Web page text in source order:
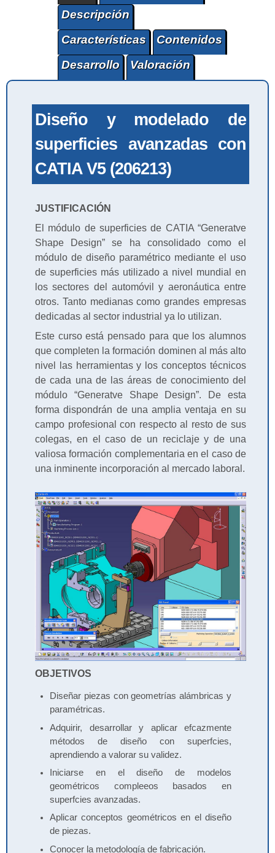
Descripción
Características
Contenidos
Desarrollo
Valoración
Diseño y modelado de
superficies avanzadas con
CATIA V5 (206213)
JUSTIFICACIÓN
El módulo de superficies de CATIA “Generatve
Shape Design” se ha consolidado como el
módulo de diseño paramétrico mediante el uso
de superficies más utilizado a nivel mundial en
los sectores del automóvil y aeronáutica entre
otros. Tanto medianas como grandes empresas
dedicadas al sector industrial ya lo utilizan.
Este curso está pensado para que los alumnos
que completen la formación dominen al más alto
nivel las herramientas y los conceptos técnicos
de cada una de las áreas de conocimiento del
módulo “Generatve Shape Design”. De esta
forma dispondrán de una amplia ventaja en su
campo profesional con respecto al resto de sus
colegas, en el caso de un reciclaje y de una
valiosa formación complementaria en el caso de
una inminente incorporación al mercado laboral.
OBJETIVOS
Diseñar piezas con geometrías alámbricas y
paramétricas.
Adquirir, desarrollar y aplicar efcazmente
métodos de diseño con superfcies,
aprendiendo a valorar su validez.
Iniciarse en el diseño de modelos
geométricos compleeos basados en
superfcies avanzadas.
Aplicar conceptos geométricos en el diseño
de piezas.
Conocer la metodología de fabricación.